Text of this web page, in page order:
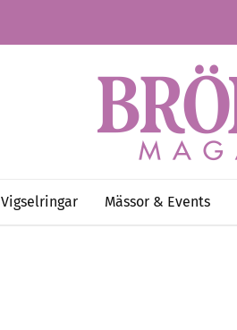
Vigselringar Mässor & Events